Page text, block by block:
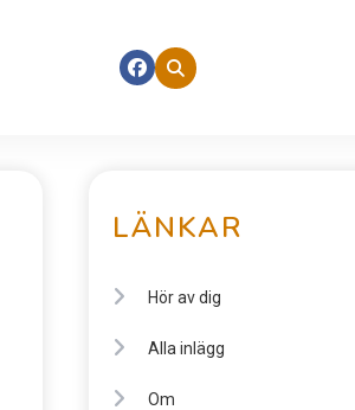
LÄNKAR
Hör av dig
Alla inlägg
Om